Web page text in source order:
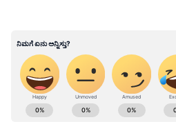
ABOUT THE AUTHOR